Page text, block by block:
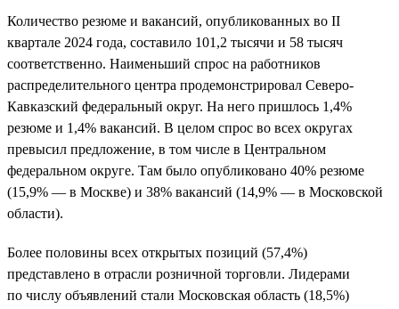
Количество резюме и вакансий, опубликованных во II
квартале 2024 года, составило 101,2 тысячи и 58 тысяч
соответственно. Наименьший спрос на работников
распределительного центра продемонстрировал Северо-
Кавказский федеральный округ. На него пришлось 1,4%
резюме и 1,4% вакансий. В целом спрос во всех округах
превысил предложение, в том числе в Центральном
федеральном округе. Там было опубликовано 40% резюме
(15,9% — в Москве) и 38% вакансий (14,9% — в Московской
области).
Более половины всех открытых позиций (57,4%)
представлено в отрасли розничной торговли. Лидерами
по числу объявлений стали Московская область (18,5%)